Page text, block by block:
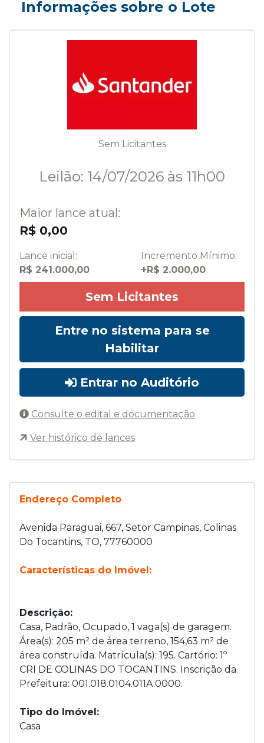
Informações sobre o Lote
Endereço Completo
Avenida Paraguai, 667, Setor Campinas, Colinas
Do Tocantins, TO, 77760000
Características do Imóvel:
Descrição:
Casa, Padrão, Ocupado, 1 vaga(s) de garagem.
Área(s): 205 m² de área terreno, 154,63 m² de
área construída. Matrícula(s): 195. Cartório: 1º
CRI DE COLINAS DO TOCANTINS. Inscrição da
Prefeitura: 001.018.0104.011A.0000.
Tipo do Imóvel:
Casa
Sem Licitantes
Leilão: 14/07/2026 às 11h00
Maior lance atual:
R$ 0,00
Lance inicial:
R$ 241.000,00
Incremento Mínimo:
+R$ 2.000,00
Sem Licitantes
Entre no sistema para se
Habilitar
Entrar no Auditório
Consulte o edital e documentação
Ver histórico de lances